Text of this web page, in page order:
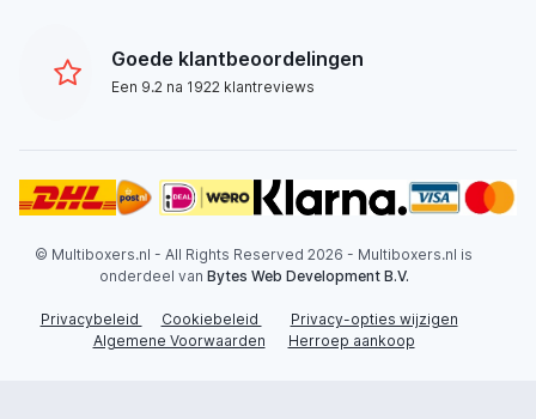
Goede klantbeoordelingen
Een 9.2 na 1922 klantreviews
© Multiboxers.nl - All Rights Reserved 2026 - Multiboxers.nl is
onderdeel van Bytes Web Development B.V.
Privacybeleid Cookiebeleid
Privacy-opties wijzigen
Algemene Voorwaarden
Herroep aankoop